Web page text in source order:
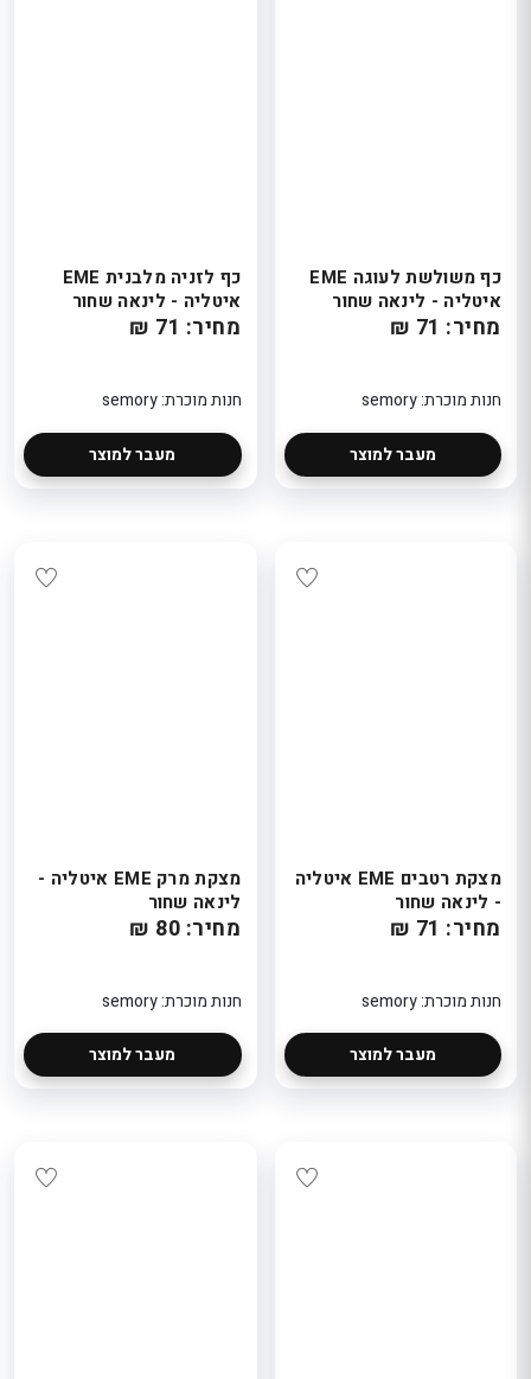
כף משולשת לעוגה EME
איטליה - לינאה שחור
מחיר: 71 ₪
חנות מוכרת: semory
מעבר למוצר
כף לזניה מלבנית EME
איטליה - לינאה שחור
מחיר: 71 ₪
חנות מוכרת: semory
מעבר למוצר
מצקת רטבים EME איטליה
- לינאה שחור
מחיר: 71 ₪
חנות מוכרת: semory
מעבר למוצר
מצקת מרק EME איטליה -
לינאה שחור
מחיר: 80 ₪
חנות מוכרת: semory
מעבר למוצר